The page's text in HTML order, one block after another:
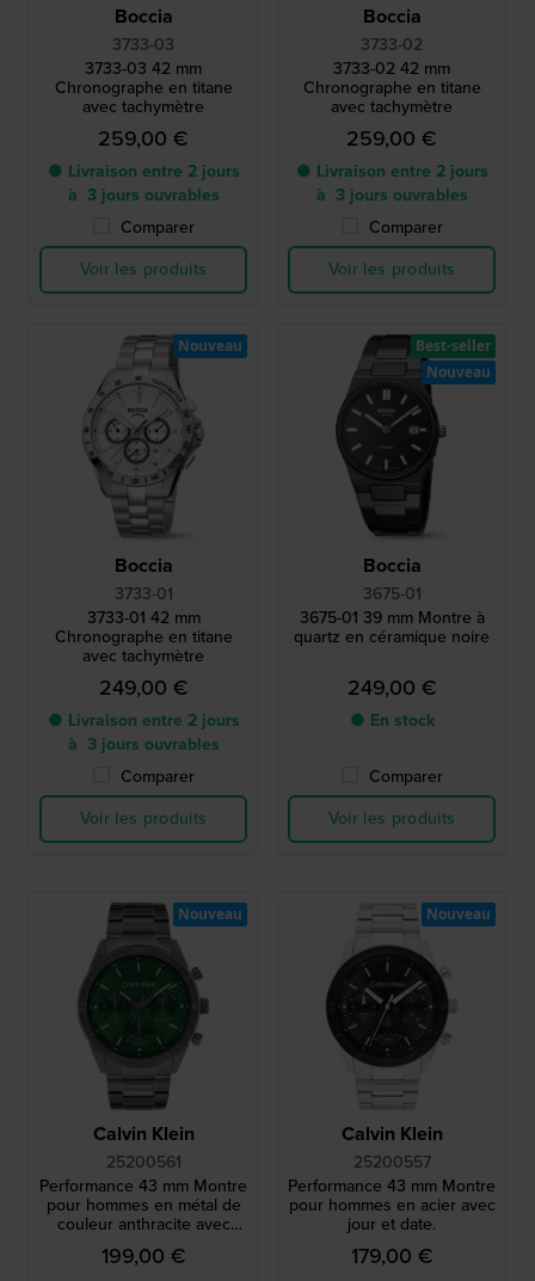
Boccia
3733-03
3733-03 42 mm
Chronographe en titane
avec tachymètre
259,00 €
● Livraison entre 2 jours
à 3 jours ouvrables
Comparer
Voir les produits
Boccia
3733-02
3733-02 42 mm
Chronographe en titane
avec tachymètre
259,00 €
● Livraison entre 2 jours
à 3 jours ouvrables
Comparer
Voir les produits
Boccia
3733-01
3733-01 42 mm
Chronographe en titane
avec tachymètre
249,00 €
● Livraison entre 2 jours
à 3 jours ouvrables
Comparer
Voir les produits
Nouveau
Boccia
3675-01
3675-01 39 mm Montre à
quartz en céramique noire
249,00 €
● En stock
Comparer
Voir les produits
Best-seller
Nouveau
Calvin Klein
25200561
Performance 43 mm Montre
pour hommes en métal de
couleur anthracite avec
affichage jour-date
199,00 €
Nouveau
Calvin Klein
25200557
Performance 43 mm Montre
pour hommes en acier avec
jour et date.
179,00 €
Nouveau